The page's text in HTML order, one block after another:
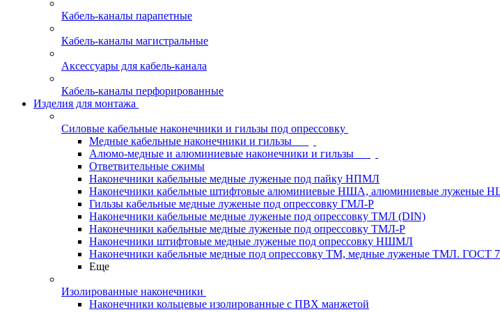
Кабель-каналы парапетные
Кабель-каналы магистральные
Аксессуары для кабель-канала
Кабель-каналы перфорированные
Изделия для монтажа
Силовые кабельные наконечники и гильзы под опрессовку
Медные кабельные наконечники и гильзы
Алюмо-медные и алюминиевые наконечники и гильзы
Ответвительные сжимы
Наконечники кабельные медные луженые под пайку НПМЛ
Наконечники кабельные штифтовые алюминиевые НША, алюминиевые луженые
Гильзы кабельные медные луженые под опрессовку ГМЛ-Р
Наконечники кабельные медные луженые под опрессовку ТМЛ (DIN)
Наконечники кабельные медные луженые под опрессовку ТМЛ-Р
Наконечники штифтовые медные луженые под опрессовку НШМЛ
Наконечники кабельные медные под опрессовку ТМ, медные луженые ТМЛ. ГОСТ
Еще
Изолированные наконечники
Наконечники кольцевые изолированные с ПВХ манжетой